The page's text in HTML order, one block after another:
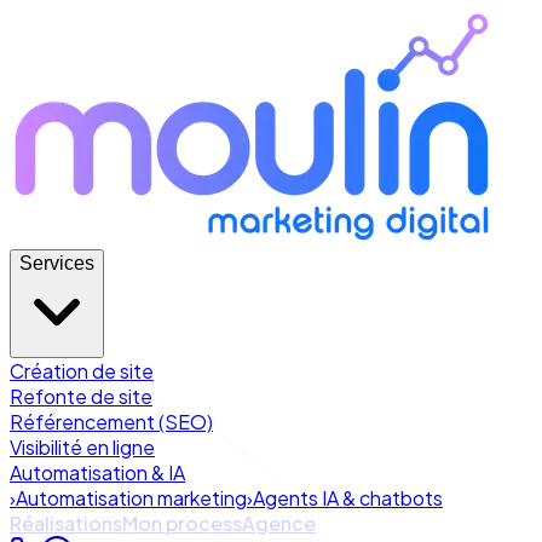
Services
Création de site
Refonte de site
Référencement (SEO)
Visibilité en ligne
Automatisation & IA
›Automatisation marketing›Agents IA & chatbots
RéalisationsMon processAgence